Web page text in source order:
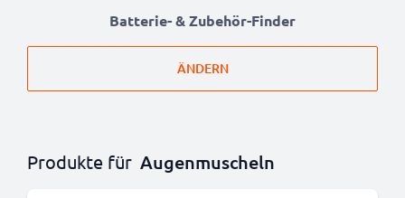
Batterie- & Zubehör-Finder
ÄNDERN
Produkte für Augenmuscheln